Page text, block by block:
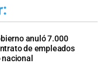
anuló 7.000
de empleados